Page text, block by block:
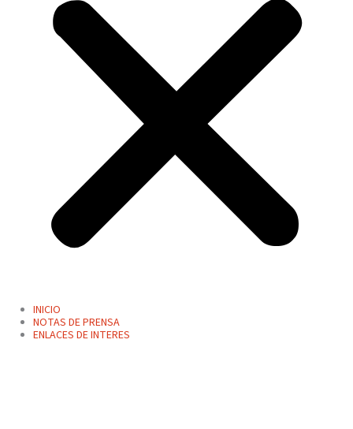
INICIO
NOTAS DE PRENSA
ENLACES DE INTERES